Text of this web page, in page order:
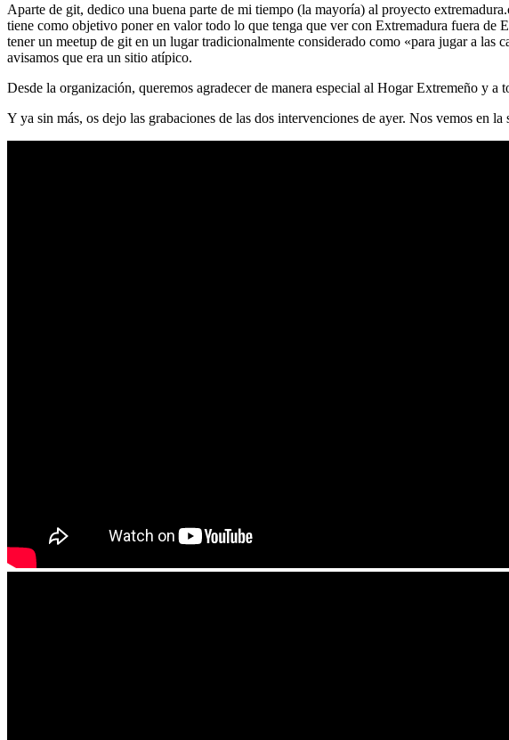
Aparte de git, dedico una buena parte de mi tiempo (la mayoría) al proyecto
tiene como objetivo poner en valor todo lo que tenga que ver con Extremadura fuera
tener un meetup de git en un lugar tradicionalmente considerado como «para jugar a
avisamos que era un sitio atípico.
Desde la organización, queremos agradecer de manera especial al Hogar Extremeño y
Y ya sin más, os dejo las grabaciones de las dos intervenciones de ayer. Nos vemos en la